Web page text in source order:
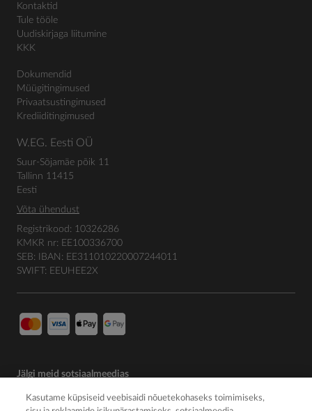
Kontaktid
Tule tööle
Uudiskirjaga liitumine
KKK
Dokumendid
Müügitingimused
Privaatsustingimused
Krediiditingimused
W.EG. Eesti OÜ
Suur-Sõjamäe põik 11
Tallinn 11415
Eesti
Võta ühendust
Registrikood: 10326286
KMKR nr: EE100336700
SEB: IBAN: EE311010220007244011
SWIFT: EEUHEE2X
Jälgi meid sotsiaalmeedias
Kasutame küpsiseid veebisaidi nõuetekohaseks toimimiseks,